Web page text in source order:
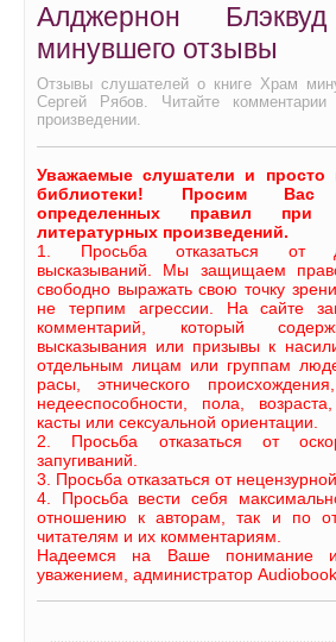
Алджернон
минувшего отзывы
Отзывы слушателей о книге Храм
Сергей Рябов. Читайте
произведении.
Уважаемые слушатели и просто
библиотеки! Просим Вас
определенных правил при
литературных произведений.
1. Просьба отказаться от
высказываний. Мы защищаем
свободно выражать свою точку
не терпим агрессии. На сайте
комментарий, который
высказывания или призывы к
отдельным лицам или группам
расы, этнического
недееспособности, пола,
касты или сексуальной ориентации.
2. Просьба отказаться от
запугиваний.
3. Просьба отказаться от нецензурной
4. Просьба вести себя
отношению к авторам, так и по
читателям и их комментариям.
Надеемся на Ваше понимание
уважением, администратор